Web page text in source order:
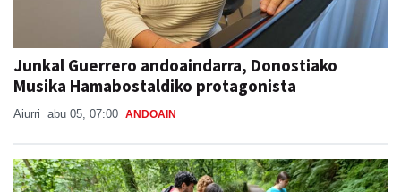
Junkal Guerrero andoaindarra, Donostiako
Musika Hamabostaldiko protagonista
Aiurri abu 05, 07:00 ANDOAIN